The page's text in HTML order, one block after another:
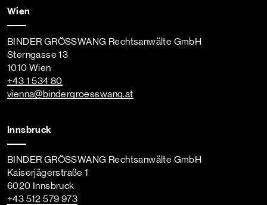
Wien
BINDER GRÖSSWANG Rechtsanwälte GmbH
Sterngasse 13
1010 Wien
+43 1 534 80
vienna@bindergroesswang.at
Innsbruck
BINDER GRÖSSWANG Rechtsanwälte GmbH
Kaiserjägerstraße 1
6020 Innsbruck
+43 512 579 973